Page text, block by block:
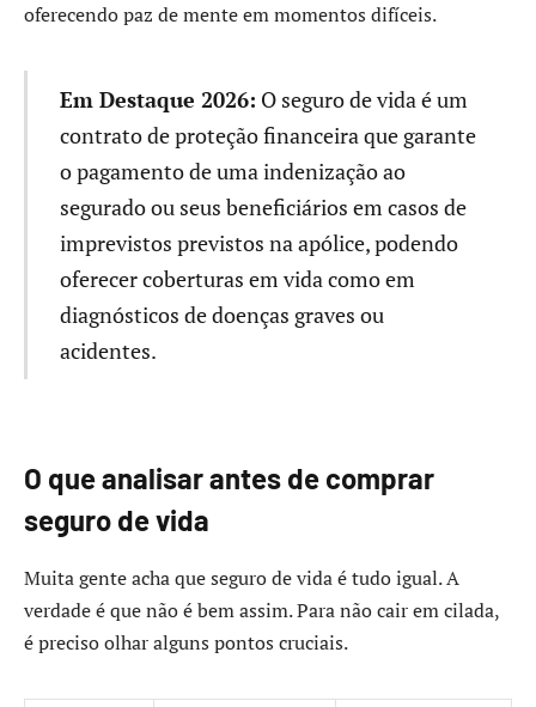
oferecendo paz de mente em momentos difíceis.
Em Destaque 2026: O seguro de vida é um
contrato de proteção financeira que garante
o pagamento de uma indenização ao
segurado ou seus beneficiários em casos de
imprevistos previstos na apólice, podendo
oferecer coberturas em vida como em
diagnósticos de doenças graves ou
acidentes.
O que analisar antes de comprar
seguro de vida
Muita gente acha que seguro de vida é tudo igual. A
verdade é que não é bem assim. Para não cair em cilada,
é preciso olhar alguns pontos cruciais.